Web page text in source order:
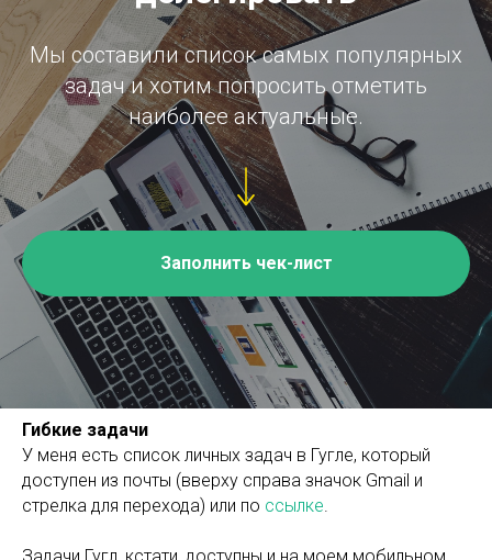
Мы составили список самых популярных
задач и хотим попросить отметить
наиболее актуальные.
Заполнить чек-лист
Гибкие задачи
У меня есть список личных задач в Гугле, который
доступен из почты (вверху справа значок Gmail и
стрелка для перехода) или по ссылке.